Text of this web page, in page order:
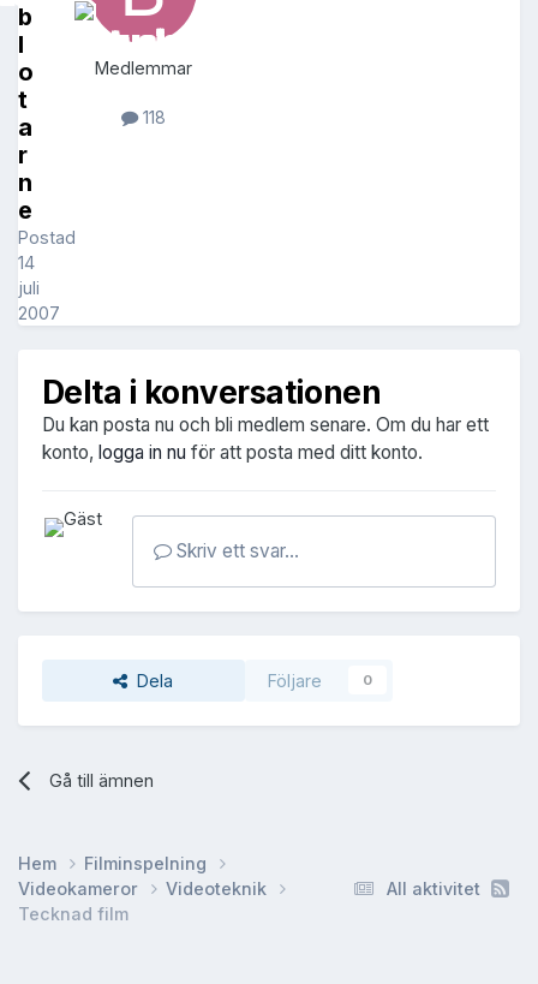
b
l
o
t
a
r
n
e
Postad
14
juli
2007
Medlemmar
118
Delta i konversationen
Du kan posta nu och bli medlem senare. Om du har ett
konto, logga in nu för att posta med ditt konto.
Skriv ett svar...
Dela Följare 0
Gå till ämnen
All aktivitet
Hem
Filminspelning
Videokameror
Videoteknik
Tecknad film